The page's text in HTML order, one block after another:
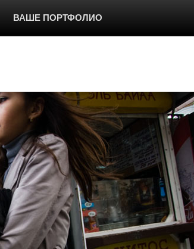
ВАШЕ ПОРТФОЛИО